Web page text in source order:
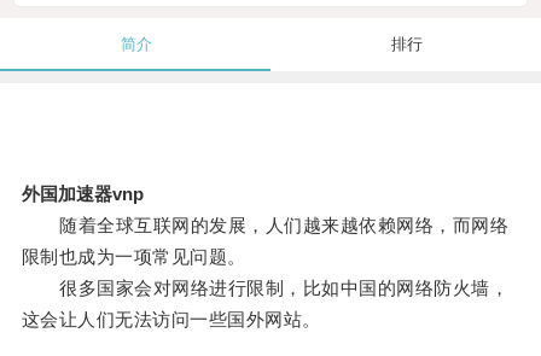
简介 排行
外国加速器vnp
随着全球互联网的发展，人们越来越依赖网络，而网络
限制也成为一项常见问题。
很多国家会对网络进行限制，比如中国的网络防火墙，
这会让人们无法访问一些国外网站。